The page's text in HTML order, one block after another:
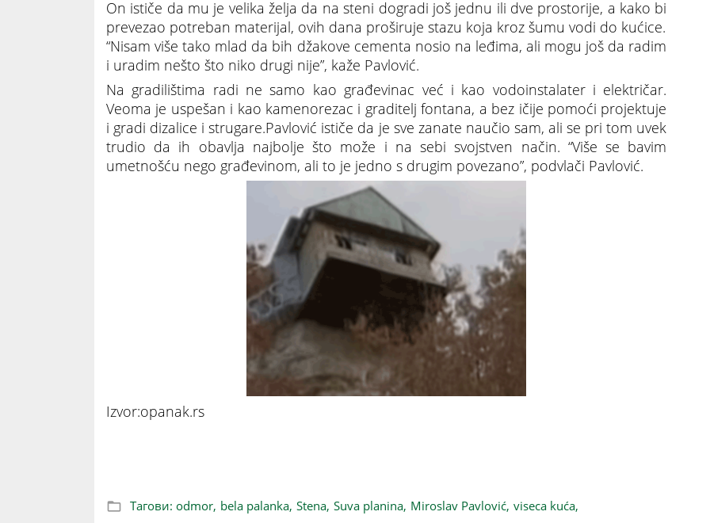
On ističe da mu je velika želja da na steni dogradi još jednu ili dve prostorije, a kako bi
prevezao potreban materijal, ovih dana proširuje stazu koja kroz šumu vodi do kućice.
“Nisam više tako mlad da bih džakove cementa nosio na leđima, ali mogu još da radim
i uradim nešto što niko drugi nije”, kaže Pavlović.
Na gradilištima radi ne samo kao građevinac već i kao vodoinstalater i električar.
Veoma je uspešan i kao kamenorezac i graditelj fontana, a bez ičije pomoći projektuje
i gradi dizalice i strugare.Pavlović ističe da je sve zanate naučio sam, ali se pri tom uvek
trudio da ih obavlja najbolje što može i na sebi svojstven način. “Više se bavim
umetnošću nego građevinom, ali to je jedno s drugim povezano”, podvlači Pavlović.
Izvor:opanak.rs
Тагови: odmor, bela palanka, Stena, Suva planina, Miroslav Pavlović, viseca kuća,